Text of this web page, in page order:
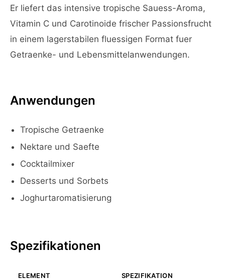
Er liefert das intensive tropische Sauess-Aroma,
Vitamin C und Carotinoide frischer Passionsfrucht
in einem lagerstabilen fluessigen Format fuer
Getraenke- und Lebensmittelanwendungen.
Anwendungen
Tropische Getraenke
Nektare und Saefte
Cocktailmixer
Desserts und Sorbets
Joghurtaromatisierung
Spezifikationen
ELEMENT SPEZIFIKATION